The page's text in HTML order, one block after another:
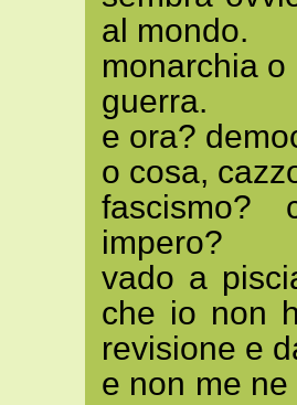
al mondo.
monarchia
guerra.
e ora?
o cosa,
fascismo?
impero?
vado a
che io non
revisione e
e non me